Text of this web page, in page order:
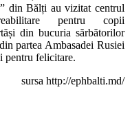
din Bălți au vizitat centrul
pentru copii
din bucuria sărbătorilor
partea Ambasadei Rusiei
pentru felicitare.
sursa http://ephbalti.md/